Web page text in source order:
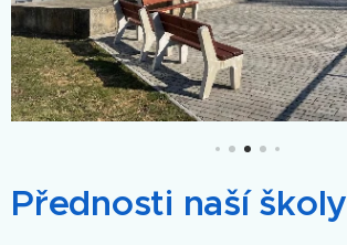
Přednosti naší školy